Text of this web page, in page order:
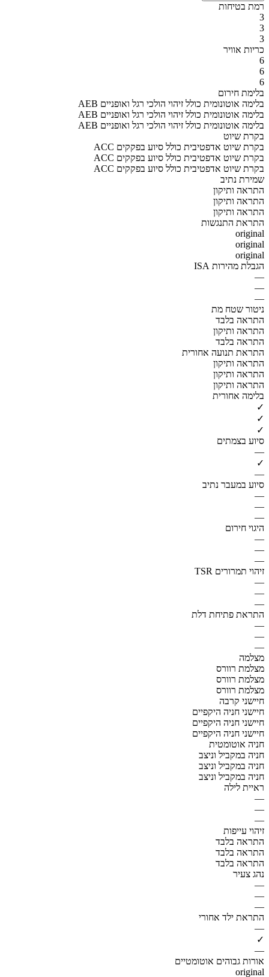
רמת בטיחות
3
3
3
כריות אוויר
6
6
6
בלימת חירום
AEB בלימה אוטונומית כולל זיהוי הולכי רגל ואופניים
AEB בלימה אוטונומית כולל זיהוי הולכי רגל ואופניים
AEB בלימה אוטונומית כולל זיהוי הולכי רגל ואופניים
בקרת שיוט
ACC בקרת שיוט אדפטיבית כולל סיוע בפקקים
ACC בקרת שיוט אדפטיבית כולל סיוע בפקקים
ACC בקרת שיוט אדפטיבית כולל סיוע בפקקים
שמירת נתיב
התראה ותיקון
התראה ותיקון
התראה ותיקון
התראת התנגשות
original
original
original
הגבלת מהירות ISA
—
—
—
ניטור שטח מת
התראה בלבד
התראה ותיקון
התראה בלבד
התראת תנועה אחורית
התראה ותיקון
התראה ותיקון
התראה ותיקון
בלימה אחורית
✓
✓
✓
סיוע בצמתים
—
✓
—
סיוע במעבר נתיב
—
—
—
היגוי חירום
—
—
—
זיהוי תמרורים TSR
—
—
—
התראת פתיחת דלת
—
—
—
מצלמה
מצלמת רוורס
מצלמת רוורס
מצלמת רוורס
חיישני קרבה
חיישני חניה היקפיים
חיישני חניה היקפיים
חיישני חניה היקפיים
חניה אוטומטית
חניה במקביל וניצב
חניה במקביל וניצב
חניה במקביל וניצב
ראיית לילה
—
—
—
זיהוי עייפות
התראה בלבד
התראה בלבד
התראה בלבד
נהג צעיר
—
—
—
התראת ילד אחורי
—
✓
—
אורות גבוהים אוטומטיים
original